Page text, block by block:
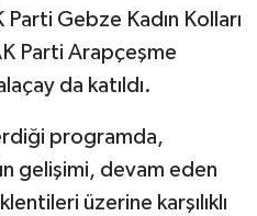
Parti Gebze Kadın Kolları
Parti Arapçeşme
da katıldı.
programda,
gelişimi, devam eden
üzerine karşılıklı